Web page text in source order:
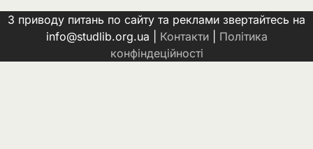
З приводу питань по сайту та реклами звертайтесь на
info@studlib.org.ua | Контакти| Політика
конфіндеційності